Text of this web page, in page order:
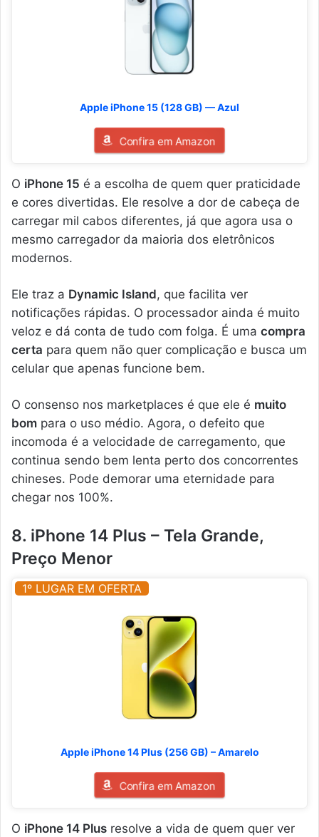
Apple iPhone 15 (128 GB) — Azul
Confira em Amazon
O iPhone 15 é a escolha de quem quer praticidade
e cores divertidas. Ele resolve a dor de cabeça de
carregar mil cabos diferentes, já que agora usa o
mesmo carregador da maioria dos eletrônicos
modernos.
Ele traz a Dynamic Island, que facilita ver
notificações rápidas. O processador ainda é muito
veloz e dá conta de tudo com folga. É uma compra
certa para quem não quer complicação e busca um
celular que apenas funcione bem.
O consenso nos marketplaces é que ele é muito
bom para o uso médio. Agora, o defeito que
incomoda é a velocidade de carregamento, que
continua sendo bem lenta perto dos concorrentes
chineses. Pode demorar uma eternidade para
chegar nos 100%.
8. iPhone 14 Plus – Tela Grande,
Preço Menor
1º LUGAR EM OFERTA
Apple iPhone 14 Plus (256 GB) – Amarelo
Confira em Amazon
O iPhone 14 Plus resolve a vida de quem quer ver